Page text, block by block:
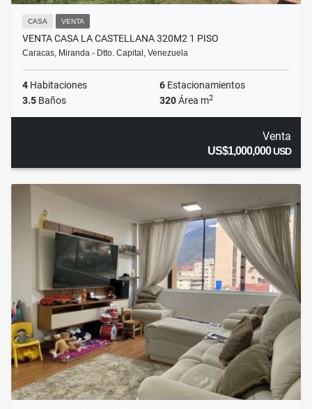
CASA VENTA
VENTA CASA LA CASTELLANA 320M2 1 PISO
Caracas, Miranda - Dtto. Capital, Venezuela
4 Habitaciones 6 Estacionamientos
3.5 Baños 320Área m2
Venta
US$1,000,000USD